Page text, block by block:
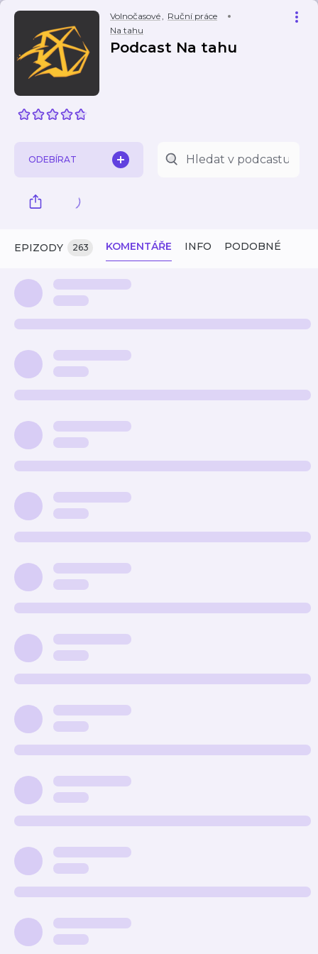
Volnočasové, Ruční práce
Na tahu
Podcast Na tahu
ODEBÍRAT
EPIZODY 263 KOMENTÁŘE INFO PODOBNÉ